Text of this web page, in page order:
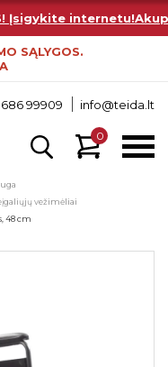
Įsigykite internetu!
SĄLYGOS.
0
99909 info@teida.lt
vežimėliai
48 cm